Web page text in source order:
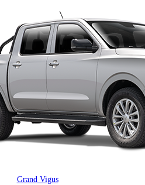
Grand Vigus